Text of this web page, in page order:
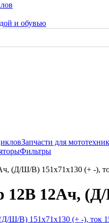
и обувью
Запчасти для
Фильтры
(Д/Ш/В) 151x71x130 (+ -),
12В 12Ач,